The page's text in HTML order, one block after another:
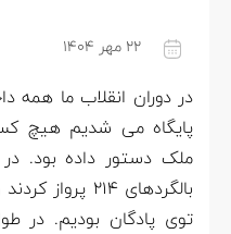
۲۲ مهر ۱۴۰۴
در دوران انقلاب ما همه
پایگاه می شدیم هیچ
بالگردهای
توی پادگان بودیم. در